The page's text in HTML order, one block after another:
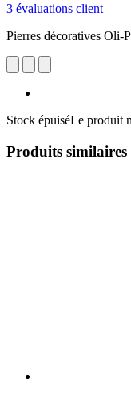
3 évaluations client
Pierres décoratives Oli-
Stock épuiséLe produit
Produits similaires